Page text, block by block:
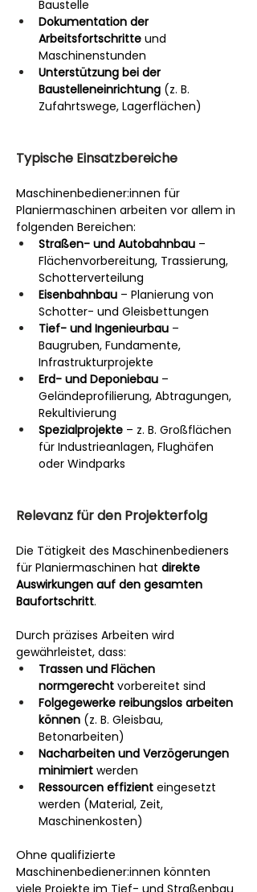
Baustelle
Dokumentation der
Arbeitsfortschritte und
Maschinenstunden
Unterstützung bei der
Baustelleneinrichtung (z. B.
Zufahrtswege, Lagerflächen)
Typische Einsatzbereiche
Maschinenbediener:innen für
Planiermaschinen arbeiten vor allem in
folgenden Bereichen:
Straßen- und Autobahnbau –
Flächenvorbereitung, Trassierung,
Schotterverteilung
Eisenbahnbau – Planierung von
Schotter- und Gleisbettungen
Tief- und Ingenieurbau –
Baugruben, Fundamente,
Infrastrukturprojekte
Erd- und Deponiebau –
Geländeprofilierung, Abtragungen,
Rekultivierung
Spezialprojekte – z. B. Großflächen
für Industrieanlagen, Flughäfen
oder Windparks
Relevanz für den Projekterfolg
Die Tätigkeit des Maschinenbedieners
für Planiermaschinen hat direkte
Auswirkungen auf den gesamten
Baufortschritt.
Durch präzises Arbeiten wird
gewährleistet, dass:
Trassen und Flächen
normgerecht vorbereitet sind
Folgegewerke reibungslos arbeiten
können (z. B. Gleisbau,
Betonarbeiten)
Nacharbeiten und Verzögerungen
minimiert werden
Ressourcen effizient eingesetzt
werden (Material, Zeit,
Maschinenkosten)
Ohne qualifizierte
Maschinenbediener:innen könnten
viele Projekte im Tief- und Straßenbau